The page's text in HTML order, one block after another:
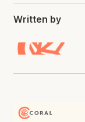
Written by